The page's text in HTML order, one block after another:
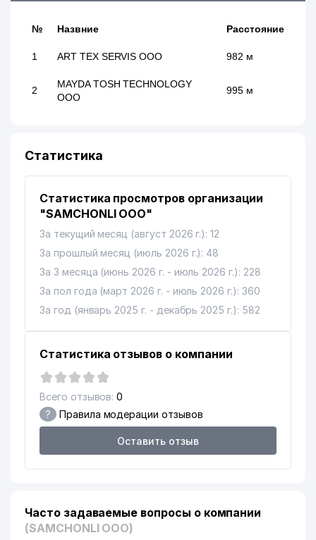
№ Назвние Расстояние
1 ART TEX SERVIS ООО 982 м
2
MAYDA TOSH TECHNOLOGY
ООО
995 м
Статистика
Статистика просмотров организации
"SAMCHONLI ООО"
За текущий месяц (август 2026 г.): 12
За прошлый месяц (июль 2026 г.): 48
За 3 месяца (июнь 2026 г. - июль 2026 г.): 228
За пол года (март 2026 г. - июль 2026 г.): 360
За год (январь 2025 г. - декабрь 2025 г.): 582
Статистика отзывов о компании
Всего отзывов: 0
? Правила модерации отзывов
Оставить отзыв
Часто задаваемые вопросы о компании
(SAMCHONLI ООО)